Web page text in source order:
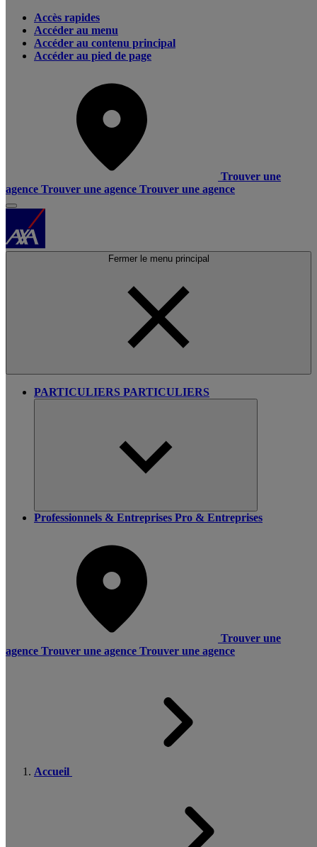
Accès rapides
Accéder au menu
Accéder au contenu principal
Accéder au pied de page
Trouver une
agence Trouver une agence Trouver une agence
Fermer le menu principal
PARTICULIERS PARTICULIERS
Professionnels & Entreprises Pro & Entreprises
Trouver une
agence Trouver une agence Trouver une agence
Accueil